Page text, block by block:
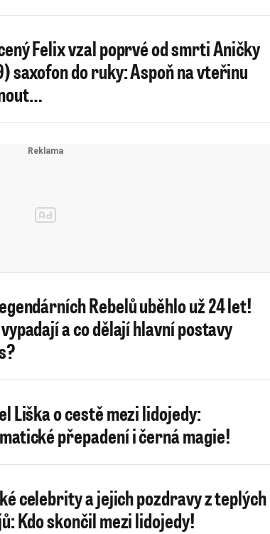
Felix vzal poprvé od smrti Aničky
saxofon do ruky: Aspoň na vteřinu
Rebelů uběhlo už 24 let!
a co dělají hlavní postavy
Liška o cestě mezi lidojedy:
přepadení i černá magie!
celebrity a jejich pozdravy z teplých
Kdo skončil mezi lidojedy!